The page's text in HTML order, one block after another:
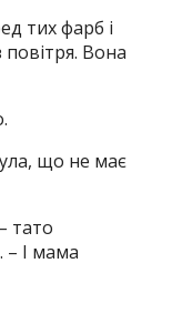
тих фарб і
повітря. Вона
що не має
тато
– І мама